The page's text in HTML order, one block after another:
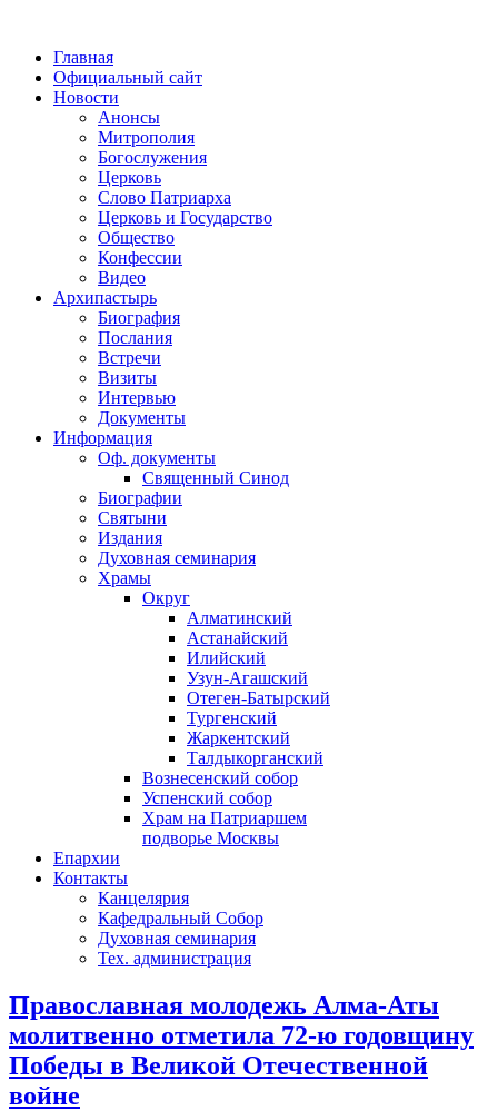
Главная
Официальный сайт
Новости
Анонсы
Митрополия
Богослужения
Церковь
Слово Патриарха
Церковь и Государство
Общество
Конфессии
Видео
Архипастырь
Биография
Послания
Встречи
Визиты
Интервью
Документы
Информация
Оф. документы
Священный Синод
Биографии
Святыни
Издания
Духовная семинария
Храмы
Округ
Алматинский
Астанайский
Илийский
Узун-Агашский
Отеген-Батырский
Тургенский
Жаркентский
Талдыкорганский
Вознесенский собор
Успенский собор
Храм на Патриаршем
подворье Москвы
Епархии
Контакты
Канцелярия
Кафедральный Собор
Духовная семинария
Тех. администрация
Православная молодежь Алма-Аты
молитвенно отметила 72-ю годовщину
Победы в Великой Отечественной
войне